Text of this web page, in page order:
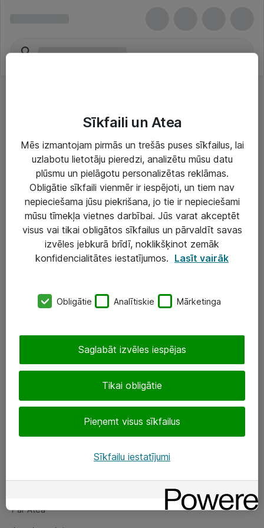
Risinājumi & Pakalpojumi
IT serviss un atbalsts
IT infrastruktūra
Darba vietu IT risinājumi
Serveri un datu centri
SIA „ATEA”
eShop@atea.lv
Sekojiet mums
Par Atea
Par Atea
Sīkfaili un Atea
Mēs izmantojam pirmās un trešās puses sīkfailus, lai
uzlabotu lietotāju pieredzi, analizētu mūsu datu
plūsmu un pielāgotu personalizētas reklāmas.
Obligātie sīkfaili vienmēr ir iespējoti, un tiem nav
nepieciešama jūsu piekrišana, jo tie ir nepieciešami
mūsu tīmekļa vietnes darbībai. Jūs varat akceptēt
visus vai tikai obligātos sīkfailus un pārvaldīt savas
izvēles jebkurā brīdī, noklikšķinot zemāk
konfidencialitātes iestatījumos. Lasīt vairāk
Obligātie Analītiskie Mārketinga
Tikai obligātie
Pieņemt visus sīkfailus
Saglabāt izvēles iespējas
Sīkfailu iestatījumi